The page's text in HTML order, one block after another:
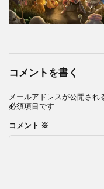
コメントを書く
メールアドレスが公開され
必須項目です
コメント ※